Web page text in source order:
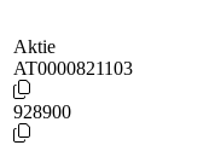
Aktie
AT0000821103
928900